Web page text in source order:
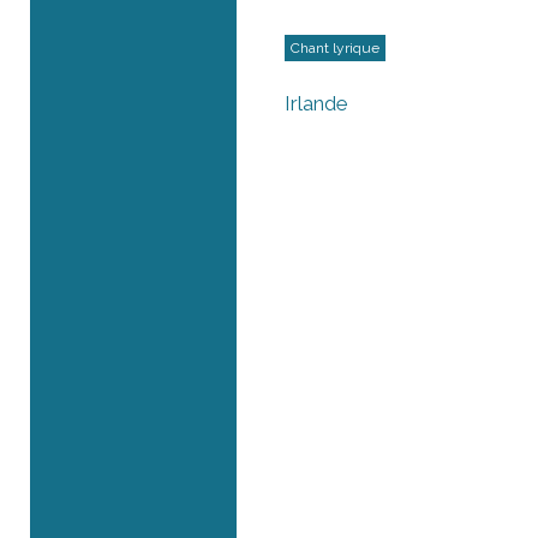
Chant lyrique
Irlande